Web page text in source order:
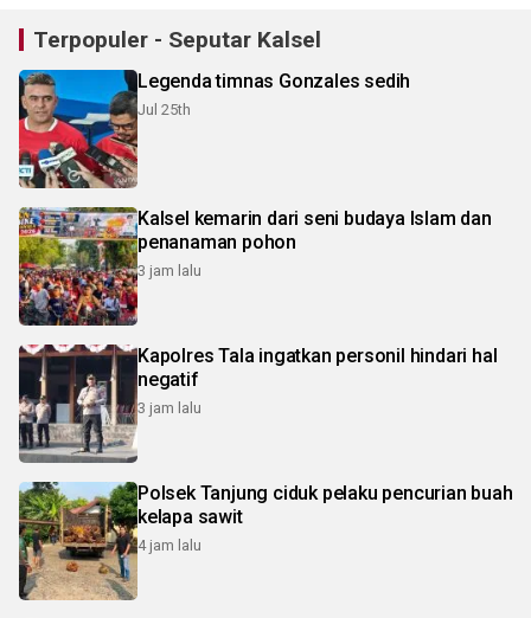
Terpopuler - Seputar Kalsel
Legenda timnas Gonzales sedih
Jul 25th
Kalsel kemarin dari seni budaya Islam dan
penanaman pohon
3 jam lalu
Kapolres Tala ingatkan personil hindari hal
negatif
3 jam lalu
Polsek Tanjung ciduk pelaku pencurian buah
kelapa sawit
4 jam lalu